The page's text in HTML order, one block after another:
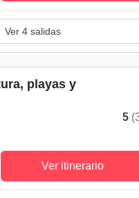
Ver 4 salidas
playas y
5
Ver itinerario